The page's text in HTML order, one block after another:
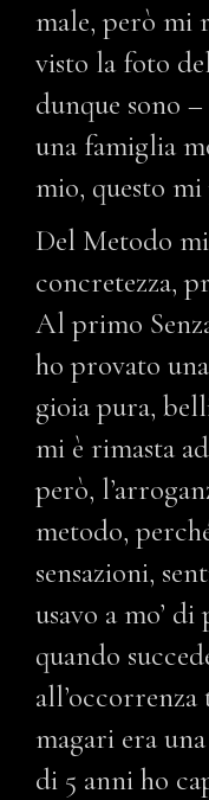
male, però mi
visto la foto
dunque sono
una famiglia
mio, questo mi
Del Metodo
concretezza,
Al primo
ho provato una
gioia pura,
mi è rimasta
però,
metodo,
sensazioni,
usavo a mo’
quando
all’occorrenza
magari era
di 5 anni ho